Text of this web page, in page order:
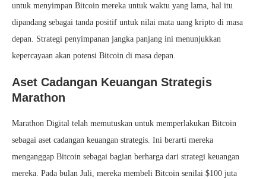
untuk menyimpan Bitcoin mereka untuk waktu yang lama, hal itu
dipandang sebagai tanda positif untuk nilai mata uang kripto di masa
depan. Strategi penyimpanan jangka panjang ini menunjukkan
kepercayaan akan potensi Bitcoin di masa depan.
Aset Cadangan Keuangan Strategis
Marathon
Marathon Digital telah memutuskan untuk memperlakukan Bitcoin
sebagai aset cadangan keuangan strategis. Ini berarti mereka
menganggap Bitcoin sebagai bagian berharga dari strategi keuangan
mereka. Pada bulan Juli, mereka membeli Bitcoin senilai $100 juta